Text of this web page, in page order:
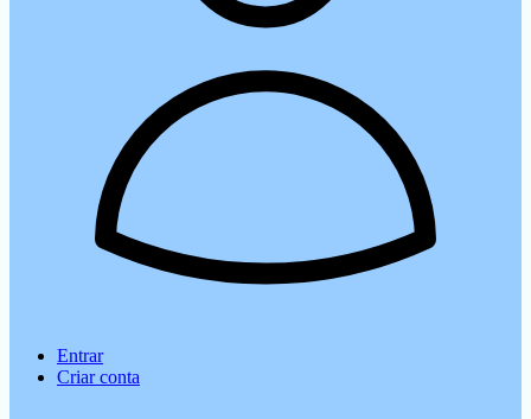
Entrar
Criar conta